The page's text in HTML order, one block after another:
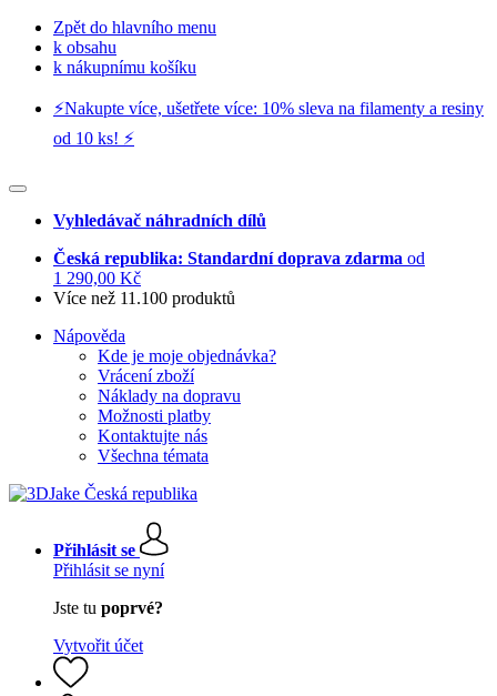
Zpět do hlavního menu
k obsahu
k nákupnímu košíku
⚡️Nakupte více, ušetřete více: 10% sleva na filamenty a resiny
od 10 ks! ⚡️
Vyhledávač náhradních dílů
Česká republika: Standardní doprava zdarma od
1 290,00 Kč
Více než 11.100 produktů
Nápověda
Kde je moje objednávka?
Vrácení zboží
Náklady na dopravu
Možnosti platby
Kontaktujte nás
Všechna témata
Přihlásit se
Přihlásit se nyní
Jste tu poprvé?
Vytvořit účet